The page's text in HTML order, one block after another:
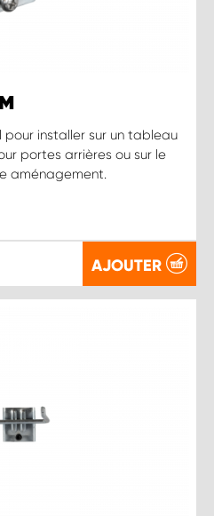
installer sur un tableau
portes arrières ou sur le
aménagement.
AJOUTER